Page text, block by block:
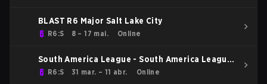
BLAST R6 Major Salt Lake City
R6:S 8 – 17 mai. Online
South America League - South America League
Kickoff
R6:S 31 mar. – 11 abr. Online